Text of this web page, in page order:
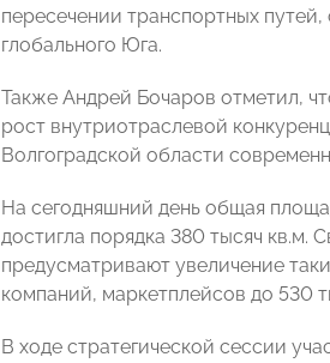
пересечении транспортных
глобального Юга.
Также Андрей Бочаров отметил,
рост внутриотраслевой
Волгоградской области
На сегодняшний день общая
достигла порядка 380 тысяч кв.м.
предусматривают увеличение
компаний, маркетплейсов до 530
В ходе стратегической сессии